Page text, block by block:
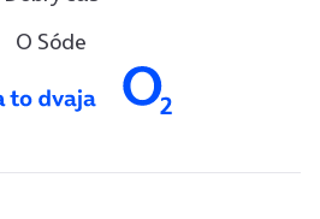
O Sóde